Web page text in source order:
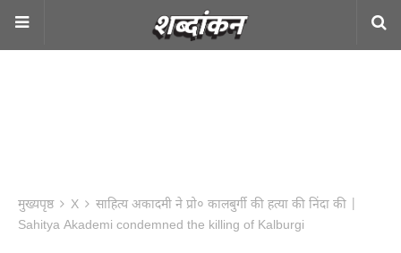
मुख्यपृष्ठ X
साहित्य अकादमी ने प्रो० कालबुर्गी की हत्या की निंदा की |
Sahitya Akademi condemned the killing of Kalburgi